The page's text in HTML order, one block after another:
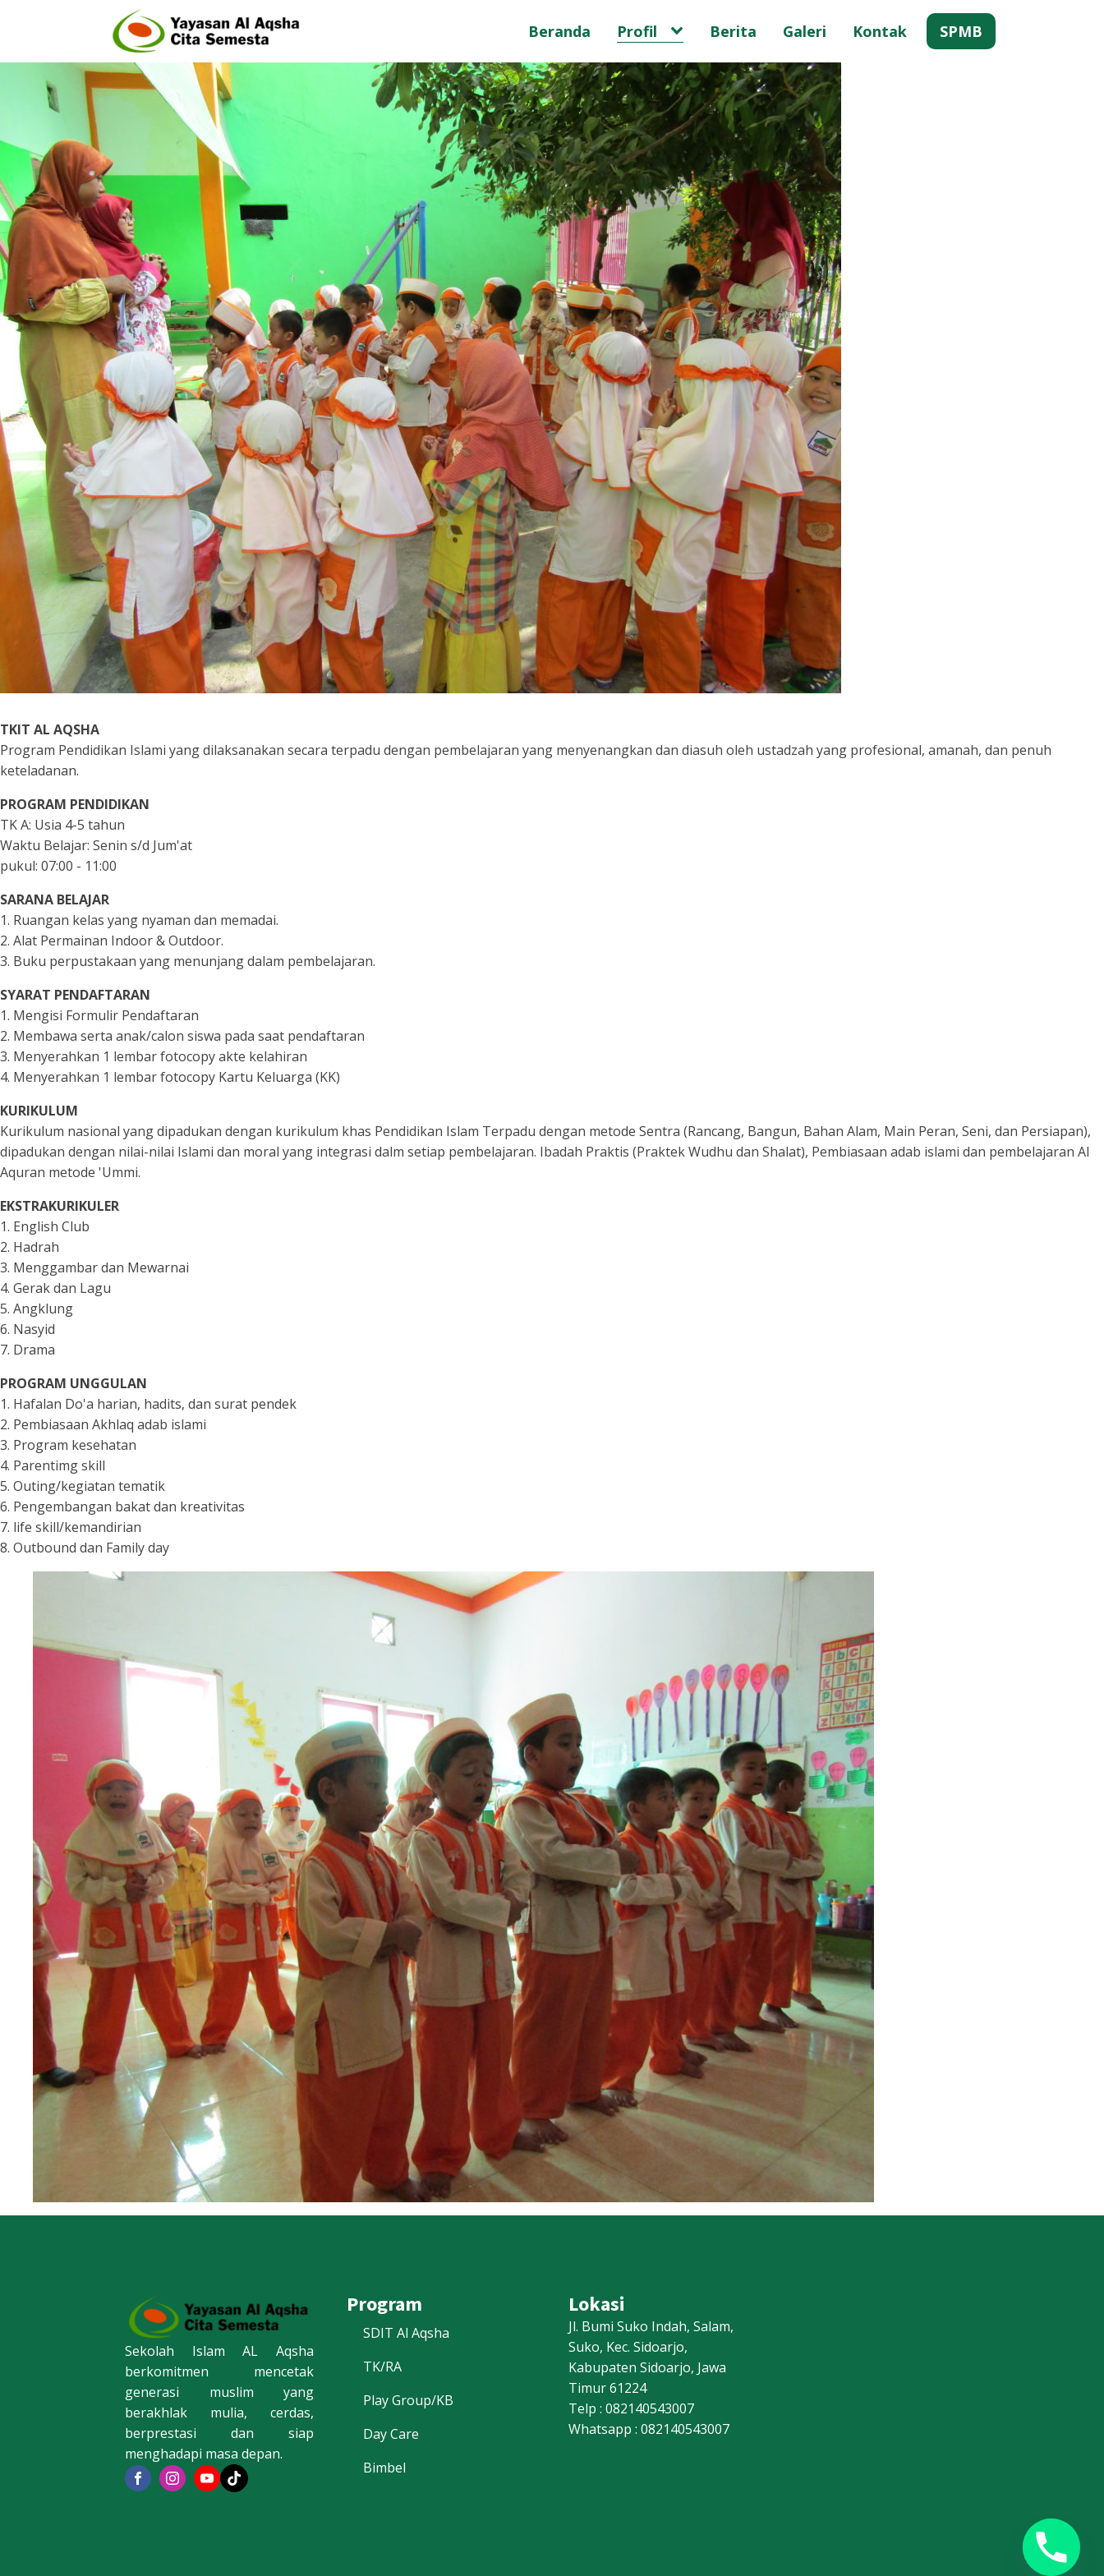
Beranda Profil Berita Galeri Kontak SPMB
TKIT AL AQSHA
Program Pendidikan Islami yang dilaksanakan secara terpadu dengan pembelajaran yang menyenangkan dan diasuh oleh ustadzah yang profesional, amanah, dan penuh
keteladanan.
PROGRAM PENDIDIKAN
TK A: Usia 4-5 tahun
Waktu Belajar: Senin s/d Jum'at
pukul: 07:00 - 11:00
SARANA BELAJAR
1. Ruangan kelas yang nyaman dan memadai.
2. Alat Permainan Indoor & Outdoor.
3. Buku perpustakaan yang menunjang dalam pembelajaran.
SYARAT PENDAFTARAN
1. Mengisi Formulir Pendaftaran
2. Membawa serta anak/calon siswa pada saat pendaftaran
3. Menyerahkan 1 lembar fotocopy akte kelahiran
4. Menyerahkan 1 lembar fotocopy Kartu Keluarga (KK)
KURIKULUM
Kurikulum nasional yang dipadukan dengan kurikulum khas Pendidikan Islam Terpadu dengan metode Sentra (Rancang, Bangun, Bahan Alam, Main Peran, Seni, dan Persiapan),
dipadukan dengan nilai-nilai Islami dan moral yang integrasi dalm setiap pembelajaran. Ibadah Praktis (Praktek Wudhu dan Shalat), Pembiasaan adab islami dan pembelajaran Al
Aquran metode 'Ummi.
EKSTRAKURIKULER
1. English Club
2. Hadrah
3. Menggambar dan Mewarnai
4. Gerak dan Lagu
5. Angklung
6. Nasyid
7. Drama
PROGRAM UNGGULAN
1. Hafalan Do'a harian, hadits, dan surat pendek
2. Pembiasaan Akhlaq adab islami
3. Program kesehatan
4. Parentimg skill
5. Outing/kegiatan tematik
6. Pengembangan bakat dan kreativitas
7. life skill/kemandirian
8. Outbound dan Family day
Sekolah Islam AL Aqsha
berkomitmen mencetak
generasi muslim yang
berakhlak mulia, cerdas,
berprestasi dan siap
menghadapi masa depan.
Program
SDIT Al Aqsha
TK/RA
Play Group/KB
Day Care
Bimbel
Lokasi
Jl. Bumi Suko Indah, Salam,
Suko, Kec. Sidoarjo,
Kabupaten Sidoarjo, Jawa
Timur 61224
Telp : 082140543007
Whatsapp : 082140543007